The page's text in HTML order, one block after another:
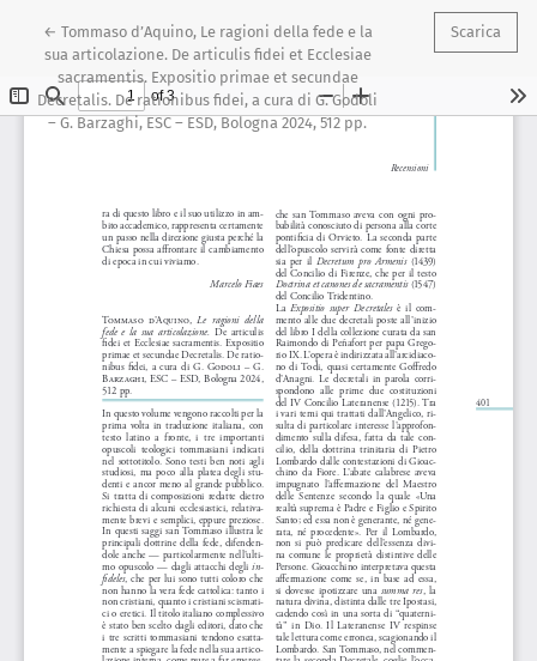
← Ritorna ai dettagli dell'articolo
Tommaso d’Aquino, Le ragioni della fede e la
sua articolazione. De articulis fidei et Ecclesiae
sacramentis. Expositio primae et secundae
Decretalis. De rationibus fidei, a cura di G. Godoli
– G. Barzaghi, ESC – ESD, Bologna 2024, 512 pp.
Scarica